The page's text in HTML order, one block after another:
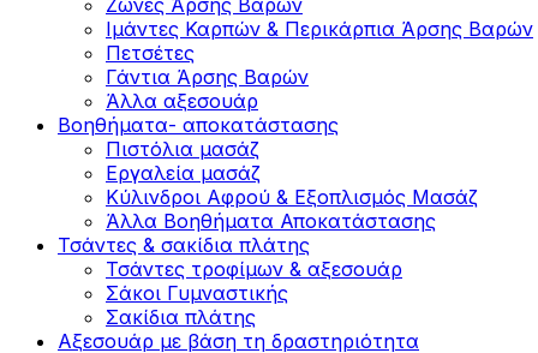
Ιμάντες Καρπών & Περικάρπια Άρσης Βαρών
Πετσέτες
Γάντια Άρσης Βαρών
Άλλα αξεσουάρ
Βοηθήματα- αποκατάστασης
Πιστόλια μασάζ
Εργαλεία μασάζ
Κύλινδροι Αφρού & Εξοπλισμός Μασάζ
Άλλα Βοηθήματα Αποκατάστασης
Τσάντες & σακίδια πλάτης
Τσάντες τροφίμων & αξεσουάρ
Σάκοι Γυμναστικής
Σακίδια πλάτης
Αξεσουάρ με βάση τη δραστηριότητα